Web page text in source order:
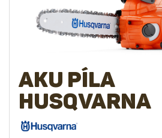
AKU píla
Husqvarna